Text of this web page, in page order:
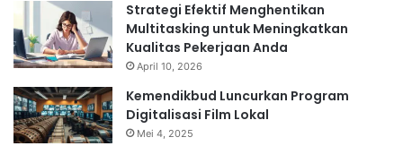
Strategi Efektif Menghentikan
Multitasking untuk Meningkatkan
Kualitas Pekerjaan Anda
April 10, 2026
Kemendikbud Luncurkan Program
Digitalisasi Film Lokal
Mei 4, 2025